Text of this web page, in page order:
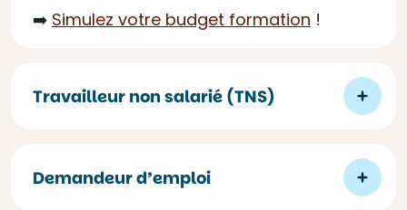
➡️ Simulez votre budget formation !
Travailleur non salarié (TNS)
Demandeur d’emploi